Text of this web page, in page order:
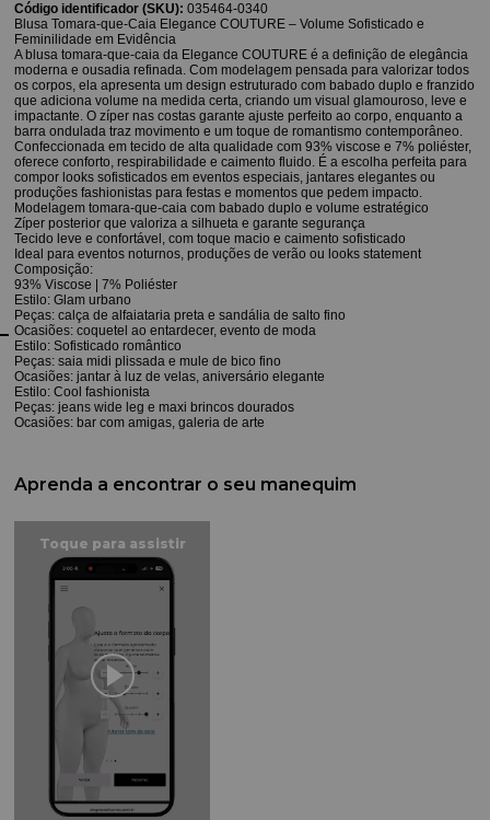
Código identificador (SKU): 035464-0340
Blusa Tomara-que-Caia Elegance COUTURE – Volume Sofisticado e
Feminilidade em Evidência
A blusa tomara-que-caia da Elegance COUTURE é a definição de elegância
moderna e ousadia refinada. Com modelagem pensada para valorizar todos
os corpos, ela apresenta um design estruturado com babado duplo e franzido
que adiciona volume na medida certa, criando um visual glamouroso, leve e
impactante. O zíper nas costas garante ajuste perfeito ao corpo, enquanto a
barra ondulada traz movimento e um toque de romantismo contemporâneo.
Confeccionada em tecido de alta qualidade com 93% viscose e 7% poliéster,
oferece conforto, respirabilidade e caimento fluido. É a escolha perfeita para
compor looks sofisticados em eventos especiais, jantares elegantes ou
produções fashionistas para festas e momentos que pedem impacto.
Modelagem tomara-que-caia com babado duplo e volume estratégico
Zíper posterior que valoriza a silhueta e garante segurança
Tecido leve e confortável, com toque macio e caimento sofisticado
Ideal para eventos noturnos, produções de verão ou looks statement
Composição:
93% Viscose | 7% Poliéster
Estilo: Glam urbano
Peças: calça de alfaiataria preta e sandália de salto fino
Ocasiões: coquetel ao entardecer, evento de moda
Estilo: Sofisticado romântico
Peças: saia midi plissada e mule de bico fino
Ocasiões: jantar à luz de velas, aniversário elegante
Estilo: Cool fashionista
Peças: jeans wide leg e maxi brincos dourados
Ocasiões: bar com amigas, galeria de arte
Aprenda a encontrar o seu manequim